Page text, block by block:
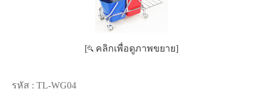
[ คลิกเพื่อดูภาพขยาย]
รหัส : TL-WG04